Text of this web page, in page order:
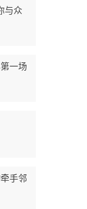
与众
一场
手邻